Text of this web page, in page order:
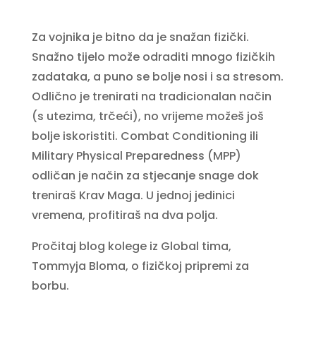
Za vojnika je bitno da je snažan fizički.
Snažno tijelo može odraditi mnogo fizičkih
zadataka, a puno se bolje nosi i sa stresom.
Odlično je trenirati na tradicionalan način
(s utezima, trčeći), no vrijeme možeš još
bolje iskoristiti. Combat Conditioning ili
Military Physical Preparedness (MPP)
odličan je način za stjecanje snage dok
treniraš Krav Maga. U jednoj jedinici
vremena, profitiraš na dva polja.
Pročitaj blog kolege iz Global tima,
Tommyja Bloma, o fizičkoj pripremi za
borbu.